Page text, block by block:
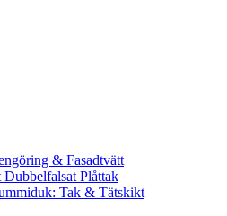
& Fasadtvätt
Plåttak
Tak & Tätskikt